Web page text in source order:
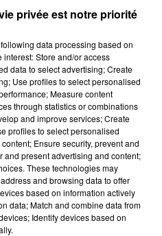
: LA 17ÈME ÉDITION DE
C’EST...
prévue au mois de mars
privée est notre priorité
data processing based on
Store and/or access
data to select advertising; Create
Use profiles to select personalised
Measure content
through statistics or combinations
and improve services; Create
profiles to select personalised
Ensure security, prevent and
and present advertising and content;
These technologies may
and browsing data to offer
based on information actively
data; Match and combine data from
Identify devices based on